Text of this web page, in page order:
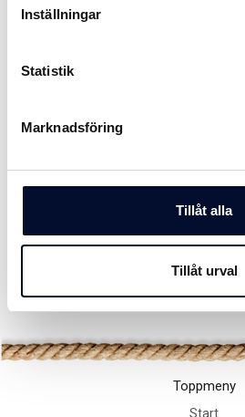
Inställningar
Statistik
Marknadsföring
Tillåt alla
Tillåt urval
Artikelnamn:Pirfender MF60 grå
590 SEK
Lägg i kundvagnen
DELA
Toppmeny
Start